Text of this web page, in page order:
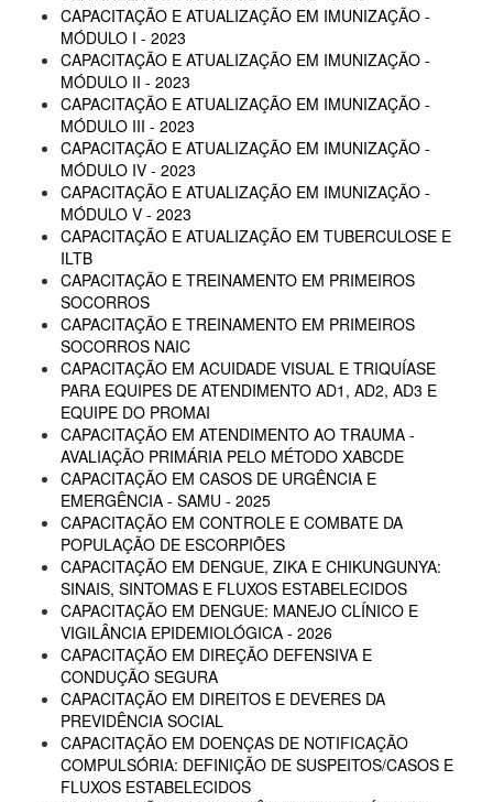
CAPACITAÇÃO E ATUALIZAÇÃO EM IMUNIZAÇÃO -
MÓDULO I - 2023
CAPACITAÇÃO E ATUALIZAÇÃO EM IMUNIZAÇÃO -
MÓDULO II - 2023
CAPACITAÇÃO E ATUALIZAÇÃO EM IMUNIZAÇÃO -
MÓDULO III - 2023
CAPACITAÇÃO E ATUALIZAÇÃO EM IMUNIZAÇÃO -
MÓDULO IV - 2023
CAPACITAÇÃO E ATUALIZAÇÃO EM IMUNIZAÇÃO -
MÓDULO V - 2023
CAPACITAÇÃO E ATUALIZAÇÃO EM TUBERCULOSE E
ILTB
CAPACITAÇÃO E TREINAMENTO EM PRIMEIROS
SOCORROS
CAPACITAÇÃO E TREINAMENTO EM PRIMEIROS
SOCORROS NAIC
CAPACITAÇÃO EM ACUIDADE VISUAL E TRIQUÍASE
PARA EQUIPES DE ATENDIMENTO AD1, AD2, AD3 E
EQUIPE DO PROMAI
CAPACITAÇÃO EM ATENDIMENTO AO TRAUMA -
AVALIAÇÃO PRIMÁRIA PELO MÉTODO XABCDE
CAPACITAÇÃO EM CASOS DE URGÊNCIA E
EMERGÊNCIA - SAMU - 2025
CAPACITAÇÃO EM CONTROLE E COMBATE DA
POPULAÇÃO DE ESCORPIÕES
CAPACITAÇÃO EM DENGUE, ZIKA E CHIKUNGUNYA:
SINAIS, SINTOMAS E FLUXOS ESTABELECIDOS
CAPACITAÇÃO EM DENGUE: MANEJO CLÍNICO E
VIGILÂNCIA EPIDEMIOLÓGICA - 2026
CAPACITAÇÃO EM DIREÇÃO DEFENSIVA E
CONDUÇÃO SEGURA
CAPACITAÇÃO EM DIREITOS E DEVERES DA
PREVIDÊNCIA SOCIAL
CAPACITAÇÃO EM DOENÇAS DE NOTIFICAÇÃO
COMPULSÓRIA: DEFINIÇÃO DE SUSPEITOS/CASOS E
FLUXOS ESTABELECIDOS